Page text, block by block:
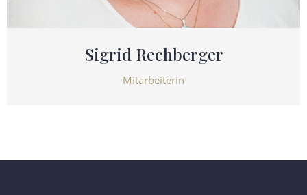
Sigrid Rechberger
Mitarbeiterin